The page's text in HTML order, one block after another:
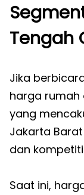
Tengah
Jika
harga rumah
yang
Jakarta
dan
Saat ini,